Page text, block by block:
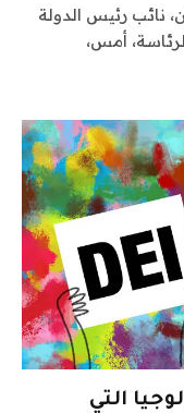
نائب رئيس الدولة
أمس،
التي